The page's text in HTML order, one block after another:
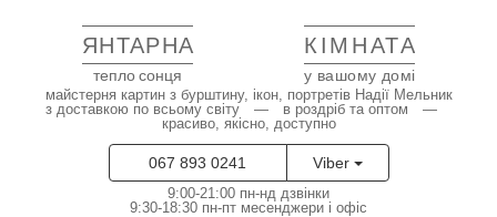
ЯНТАРНА КІМНАТА
тепло сонця у вашому домі
майстерня картин з бурштину, ікон, портретів Надії Мельник
з доставкою по всьому світу — в роздріб та оптом —
красиво, якісно, доступно
067 893 0241 Viber
9:00-21:00 пн-нд дзвінки
9:30-18:30 пн-пт месенджери і офіс